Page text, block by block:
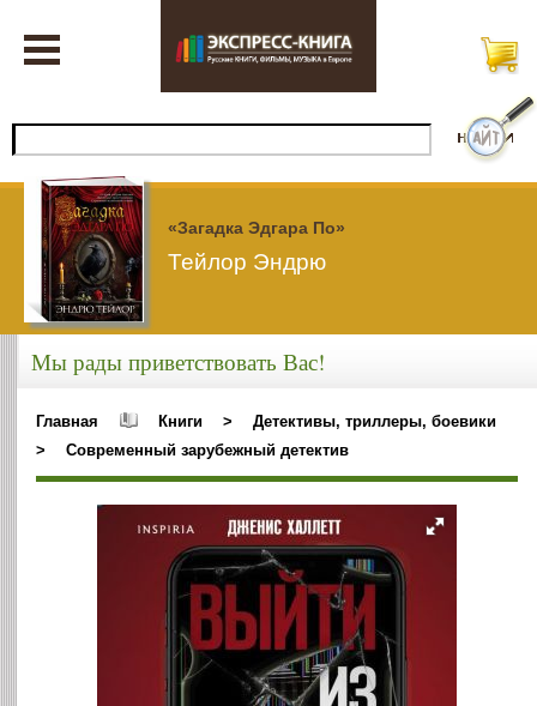
«Загадка Эдгара По»
Тейлор Эндрю
Мы рады приветствовать Вас!
Главная Книги >
Детективы, триллеры, боевики
>
Современный зарубежный детектив